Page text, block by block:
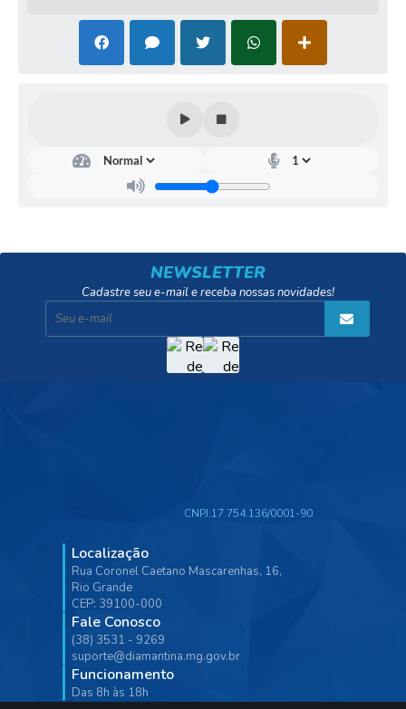
NEWSLETTER
Cadastre seu e-mail e receba nossas novidades!
Localização
Rua Coronel Caetano Mascarenhas, 16,
Rio Grande
CEP: 39100-000
Fale Conosco
(38) 3531 - 9269
suporte@diamantina.mg.gov.br
Funcionamento
Das 8h às 18h
CNPJ:17.754.136/0001-90